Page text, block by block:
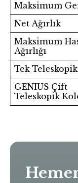
Maksimum
Net Ağırlık
Maksimum
Ağırlığı
Tek
GENIUS Çift
Teleskopik